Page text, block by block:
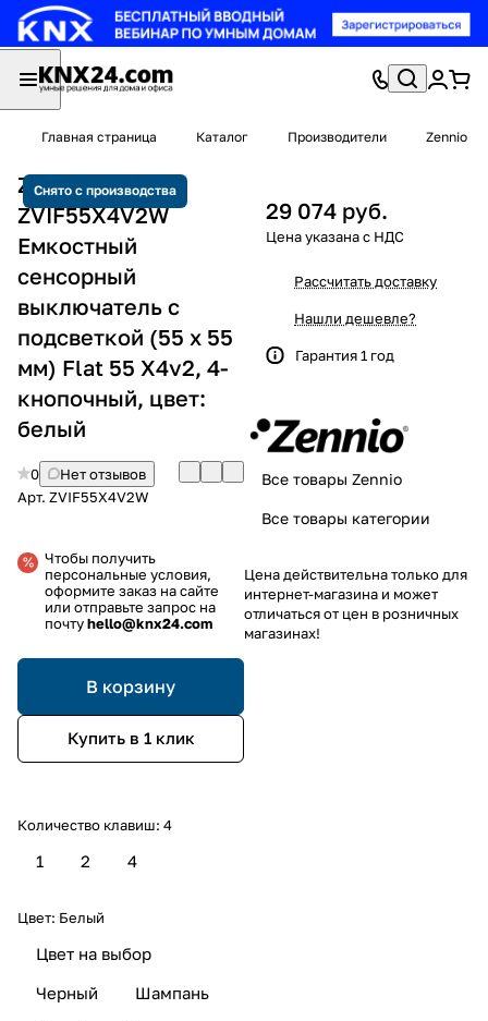
Главная страница Каталог Производители Zennio
Снято с производства
Zennio
ZVIF55X4V2W
Емкостный
сенсорный
выключатель с
подсветкой (55 x 55
мм) Flat 55 X4v2, 4-
кнопочный, цвет:
белый
0
Нет отзывов
Арт. ZVIF55X4V2W
Чтобы получить
персональные условия,
оформите заказ на сайте
или отправьте запрос на
почтуhello@knx24.com
В корзину
Купить в 1 клик
Количество клавиш: 4
4
2
1
Цвет: Белый
Цвет на выбор
Черный
Шампань
29 074 руб.
Рассчитать доставку
Нашли дешевле?
Гарантия 1 год
Все товары Zennio
Все товары категории
Цена действительна только для
интернет-магазина и может
отличаться от цен в розничных
магазинах!